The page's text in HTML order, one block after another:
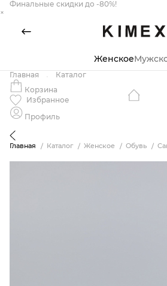
Финальные скидки до -80%!
×
Женское
Главная
Каталог
Корзина
Избранное
Профиль
Главная Каталог Женское Обувь